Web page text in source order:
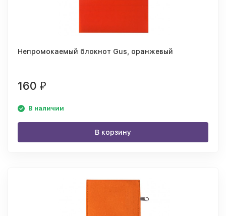
Непромокаемый блокнот Gus, оранжевый
160 ₽
В наличии
В корзину